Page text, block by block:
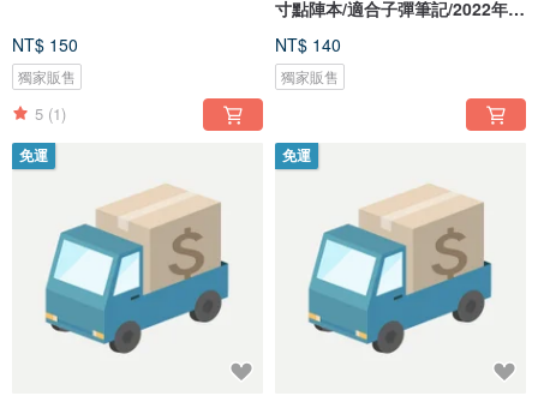
NT$ 150
獨家販售
5 (1)
寸點陣本/適合子彈筆記/2022年手
NT$ 140
獨家販售
免運 免運